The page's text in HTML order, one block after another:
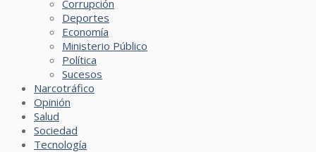
Corrupción
Deportes
Economía
Ministerio Público
Política
Sucesos
Narcotráfico
Opinión
Salud
Sociedad
Tecnología